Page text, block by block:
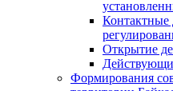
Контактные
Открытие
Формирования